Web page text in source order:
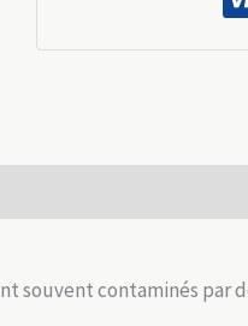
portable
&
souvent contaminés